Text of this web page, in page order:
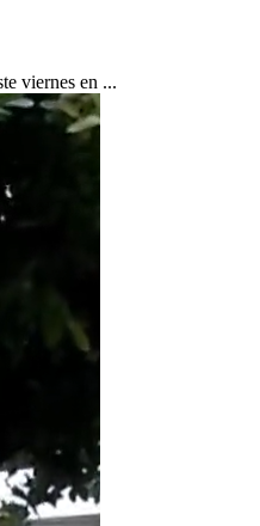
viernes en ...